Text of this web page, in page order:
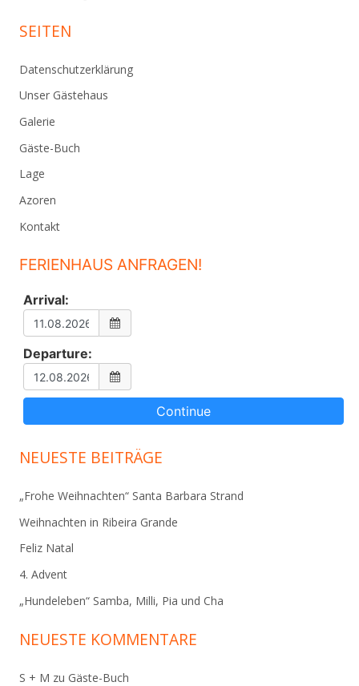
SEITEN
Datenschutzerklärung
Unser Gästehaus
Galerie
Gäste-Buch
Lage
Azoren
Kontakt
FERIENHAUS ANFRAGEN!
Arrival:
Departure:
NEUESTE BEITRÄGE
„Frohe Weihnachten“ Santa Barbara Strand
Weihnachten in Ribeira Grande
Feliz Natal
4. Advent
„Hundeleben“ Samba, Milli, Pia und Cha
NEUESTE KOMMENTARE
S + M zu Gäste-Buch